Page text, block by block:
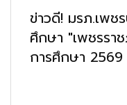
ข่าวดี! มรภ.เพช
ศึกษา "เพชรรา
การศึกษา 2569